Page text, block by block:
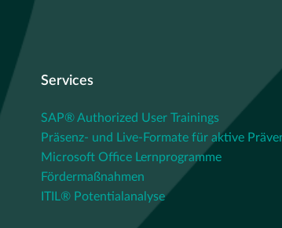
Services
SAP® Authorized User Trainings
Präsenz- und Live-Formate für aktive
Microsoft Office Lernprogramme
Fördermaßnahmen
ITIL® Potentialanalyse